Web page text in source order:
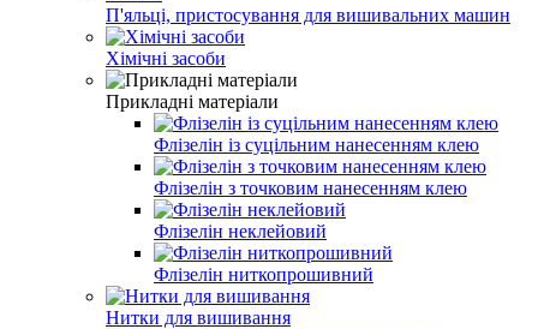
П'яльці, пристосування для вишивальних машин
Хімічні засоби
Прикладні матеріали
Флізелін із суцільним нанесенням клею
Флізелін з точковим нанесенням клею
Флізелін неклейовий
Флізелін ниткопрошивний
Нитки для вишивання